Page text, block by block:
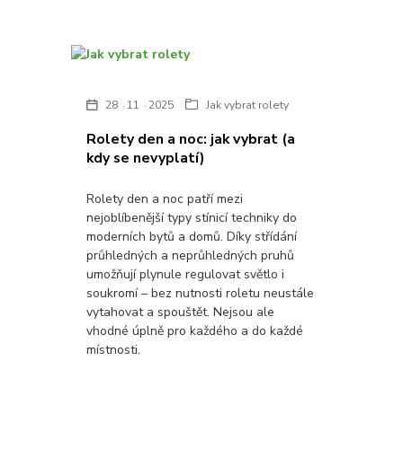
Rolety den a noc: jak vybrat (a
kdy se nevyplatí)
28 11 2025 Jak vybrat rolety
Rolety den a noc patří mezi
nejoblíbenější typy stínicí techniky do
moderních bytů a domů. Díky střídání
průhledných a neprůhledných pruhů
umožňují plynule regulovat světlo i
soukromí – bez nutnosti roletu neustále
vytahovat a spouštět. Nejsou ale
vhodné úplně pro každého a do každé
místnosti.